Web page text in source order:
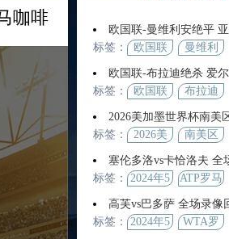
咖啡
欧国联-曼维利安绝平 亚美尼亚
标签：
欧国联
曼维利
欧国联-布拉迪绝杀 爱尔兰客场
标签：
欧国联 布拉迪
2026美加墨世界杯南美区预选赛第
标签：
2026美
界杯
南美区
塞伦多洛vs卡恰洛夫 全
标签：
2024年5
ATP罗马
男单第3
轮
高芙vs巴多萨 全场录像
标签：
2024年5
WTA罗